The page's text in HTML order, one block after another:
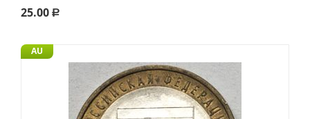
25.00 Р
AU